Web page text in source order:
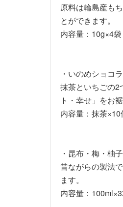
原料は輪島産も
とができます。
内容量：10g×4袋
・いのめショコ
抹茶といちごの2
ト・幸せ」をお
内容量：抹茶
・昆布・梅・柚
昔ながらの製法
ます。
内容量：